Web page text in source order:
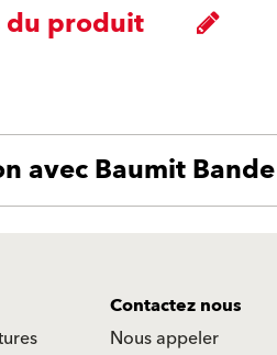
du produit
avec Baumit
Contactez nous
Nous appeler